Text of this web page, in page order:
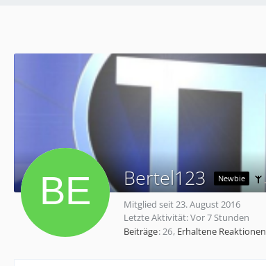
Bertel123 Newbie
Mitglied seit 23. August 2016
Letzte Aktivität:Vor 7 Stunden
Beiträge 26 Erhaltene Reaktionen